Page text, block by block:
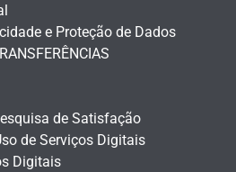
e Proteção de Dados
de Satisfação
de Serviços Digitais
Digitais